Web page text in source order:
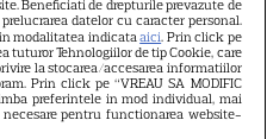
și mari noutăți
Beneficiati de drepturile prevazute de
datelor cu caracter personal.
modalitatea indicataaici. Prin click pe
tuturor Tehnologiilor de tip Cookie, care
la stocarea/accesarea informatiilor
Prin click pe “VREAU SA MODIFIC
preferintele in mod individual, mai
pentru functionarea website-